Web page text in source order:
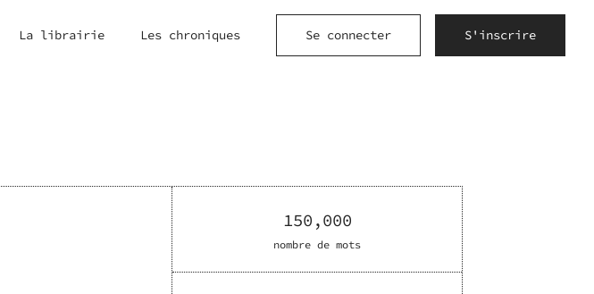
La librairie Les chroniques Se connecter S'inscrire
150,000
nombre de mots